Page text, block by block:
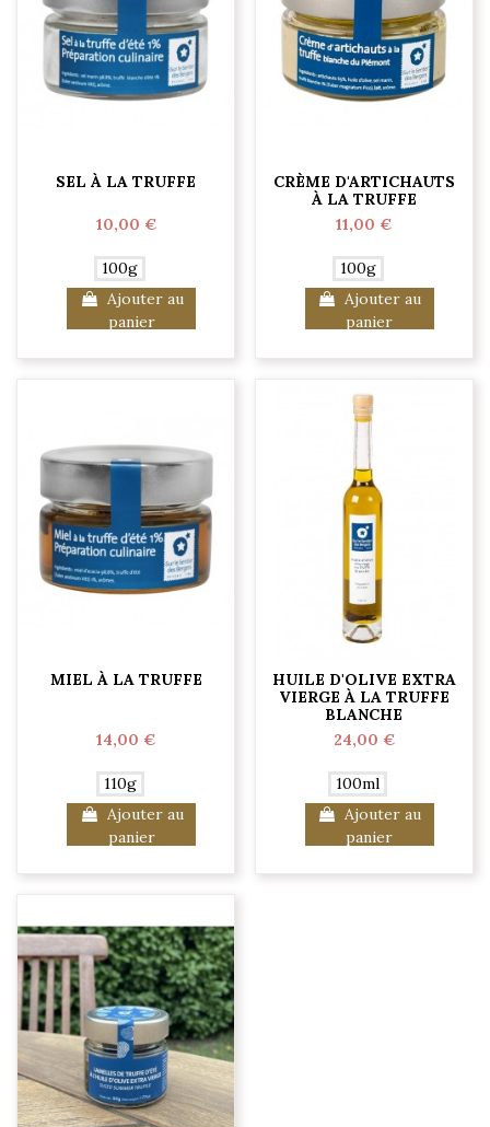
SEL À LA TRUFFE
10,00 €
100g
Ajouter au
panier
CRÈME D'ARTICHAUTS
À LA TRUFFE
11,00 €
100g
Ajouter au
panier
MIEL À LA TRUFFE
14,00 €
110g
Ajouter au
panier
HUILE D'OLIVE EXTRA
VIERGE À LA TRUFFE
BLANCHE
24,00 €
100ml
Ajouter au
panier